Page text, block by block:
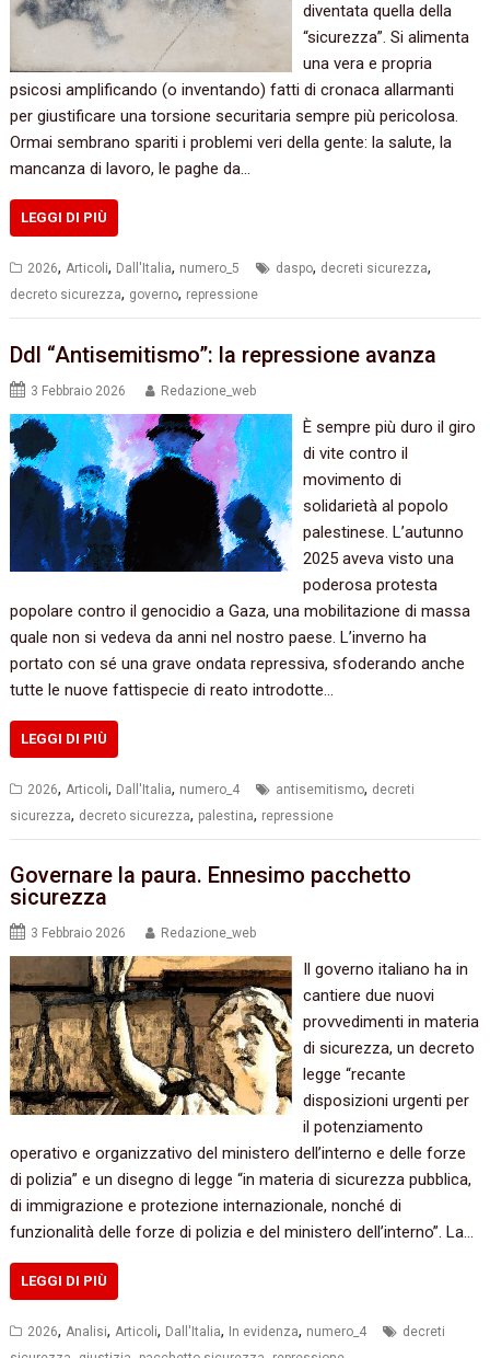
diventata quella della
“sicurezza”. Si alimenta
una vera e propria
psicosi amplificando (o inventando) fatti di cronaca allarmanti
per giustificare una torsione securitaria sempre più pericolosa.
Ormai sembrano spariti i problemi veri della gente: la salute, la
mancanza di lavoro, le paghe da…
LEGGI DI PIÙ
2026,Articoli, Dall'Italia, numero_5 daspo, decreti sicurezza,
decreto sicurezza, governo, repressione
Ddl “Antisemitismo”: la repressione avanza
3 Febbraio 2026 Redazione_web
È sempre più duro il giro
di vite contro il
movimento di
solidarietà al popolo
palestinese. L’autunno
2025 aveva visto una
poderosa protesta
popolare contro il genocidio a Gaza, una mobilitazione di massa
quale non si vedeva da anni nel nostro paese. L’inverno ha
portato con sé una grave ondata repressiva, sfoderando anche
tutte le nuove fattispecie di reato introdotte…
LEGGI DI PIÙ
2026, Articoli, Dall'Italia, numero_4 antisemitismo, decreti
sicurezza, decreto sicurezza, palestina, repressione
Governare la paura. Ennesimo pacchetto
sicurezza
3 Febbraio 2026 Redazione_web
Il governo italiano ha in
cantiere due nuovi
provvedimenti in materia
di sicurezza, un decreto
legge “recante
disposizioni urgenti per
il potenziamento
operativo e organizzativo del ministero dell’interno e delle forze
di polizia” e un disegno di legge “in materia di sicurezza pubblica,
di immigrazione e protezione internazionale, nonché di
funzionalità delle forze di polizia e del ministero dell’interno”. La…
LEGGI DI PIÙ
2026,Analisi,Articoli, Dall'Italia, In evidenza, numero_4
decreti